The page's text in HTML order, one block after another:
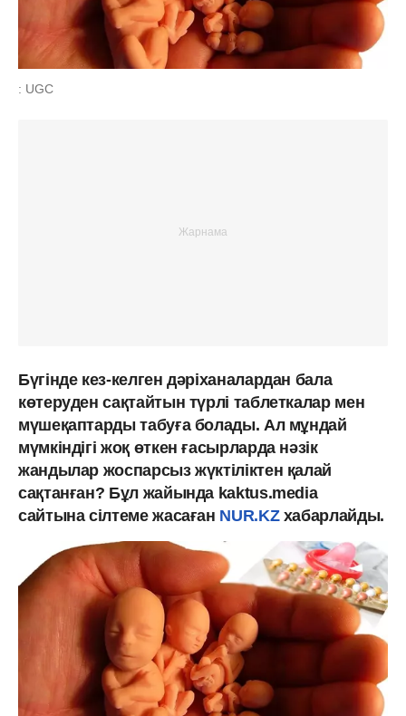
: UGC
Бүгінде кез-келген дәріханалардан бала
көтеруден сақтайтын түрлі таблеткалар мен
мүшеқаптарды табуға болады. Ал мұндай
мүмкіндігі жоқ өткен ғасырларда нәзік
жандылар жоспарсыз жүктіліктен қалай
сақтанған? Бұл жайында kaktus.media
сайтына сілтеме жасаған NUR.KZхабарлайды.